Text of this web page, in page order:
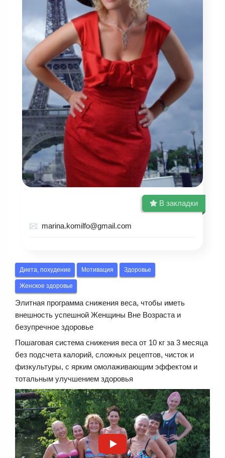
В закладки
marina.komilfo@gmail.com
Диета, похудение Мотивация Здоровье
Женское здоровье
Элитная программа снижения веса, чтобы иметь
внешность успешной Женщины Вне Возраста и
безупречное здоровье
Пошаговая система снижения веса от 10 кг за 3 месяца
без подсчета калорий, сложных рецептов, чисток и
физкультуры, с ярким омолаживающим эффектом и
тотальным улучшением здоровья